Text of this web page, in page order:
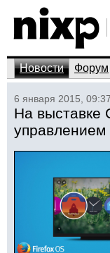
Новости Форум
6 января 2015, 09:37
На выставке
управлением